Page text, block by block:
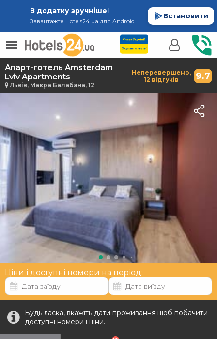
В додатку зручніше!
Завантажте Hotels24.ua для Android
Встановити
Апарт-готель Amsterdam
Lviv Apartments
Львів, Маєра Балабана, 12
Неперевершено, 9.7
12 відгуків
Ціни і доступні номери на період:
Будь ласка, вкажіть дати проживання щоб побачити
доступні номери і ціни.